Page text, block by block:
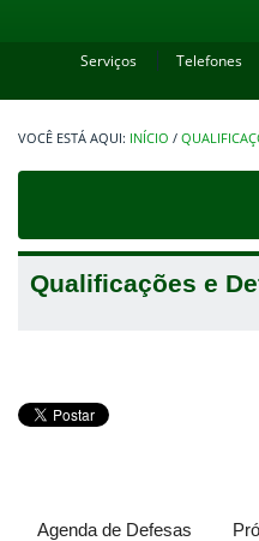
Serviços Telefones
INÍCIO /
Qualificações e
Agenda de Defesas